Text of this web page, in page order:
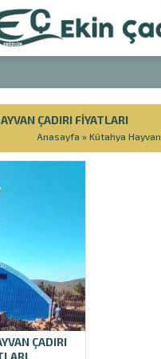
ÇADIRI FIYATLARI
Anasayfa » Kütahya
ÇADIRI